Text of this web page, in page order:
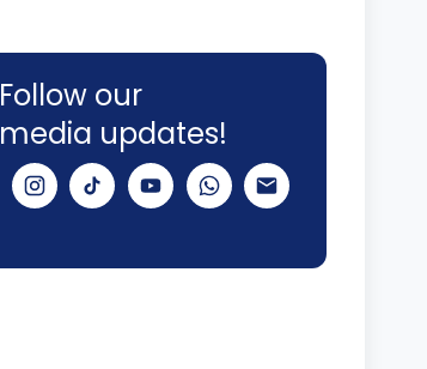
Follow our
media updates!